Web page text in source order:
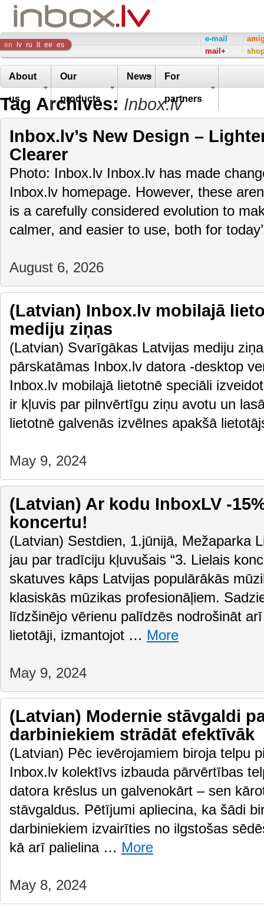
Inbox
Company
en lv ru lt ee es
e-mail
mail+
About
us
Our
products
News For
partners
Tag Archives: Inbox.lv
Inbox.lv’s New Design –
Clearer
Photo: Inbox.lv Inbox.lv has made
Inbox.lv homepage. However, these
is a carefully considered evolution to
calmer, and easier to use, both for
August 6, 2026
(Latvian) Inbox.lv mobilajā
mediju ziņas
(Latvian) Svarīgākas Latvijas mediju
pārskatāmas Inbox.lv datora -desktop
Inbox.lv mobilajā lietotnē speciāli
ir kļuvis par pilnvērtīgu ziņu avotu un
lietotnē galvenās izvēlnes apakšā
May 9, 2024
(Latvian) Ar kodu InboxLV -
koncertu!
(Latvian) Sestdien, 1.jūnijā, Mežaparka
jau par tradīciju kļuvušais “3. Lielais
skatuves kāps Latvijas populārākās
klasiskās mūzikas profesionāļiem.
līdzšinējo vērienu palīdzēs nodrošināt
lietotāji, izmantojot … More
May 9, 2024
(Latvian) Modernie stāvgaldi
darbiniekiem strādāt efektīvāk
(Latvian) Pēc ievērojamiem biroja telpu
Inbox.lv kolektīvs izbauda pārvērtības
datora krēslus un galvenokārt – sen
stāvgaldus. Pētījumi apliecina, ka šādi
darbiniekiem izvairīties no ilgstošas
kā arī palielina … More
May 8, 2024